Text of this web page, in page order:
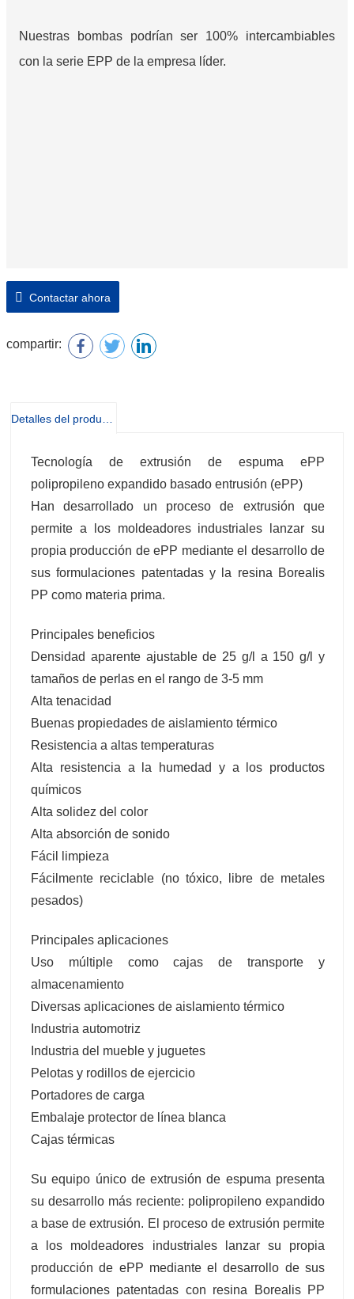
Nuestras bombas podrían ser 100% intercambiables
con la serie EPP de la empresa líder.
Contactar ahora
compartir:
Detalles del producto
Tecnología de extrusión de espuma ePP
polipropileno expandido basado entrusión (ePP)
Han desarrollado un proceso de extrusión que
permite a los moldeadores industriales lanzar su
propia producción de ePP mediante el desarrollo de
sus formulaciones patentadas y la resina Borealis
PP como materia prima.
Principales beneficios
Densidad aparente ajustable de 25 g/l a 150 g/l y
tamaños de perlas en el rango de 3-5 mm
Alta tenacidad
Buenas propiedades de aislamiento térmico
Resistencia a altas temperaturas
Alta resistencia a la humedad y a los productos
químicos
Alta solidez del color
Alta absorción de sonido
Fácil limpieza
Fácilmente reciclable (no tóxico, libre de metales
pesados)
Principales aplicaciones
Uso múltiple como cajas de transporte y
almacenamiento
Diversas aplicaciones de aislamiento térmico
Industria automotriz
Industria del mueble y juguetes
Pelotas y rodillos de ejercicio
Portadores de carga
Embalaje protector de línea blanca
Cajas térmicas
Su equipo único de extrusión de espuma presenta
su desarrollo más reciente: polipropileno expandido
a base de extrusión. El proceso de extrusión permite
a los moldeadores industriales lanzar su propia
producción de ePP mediante el desarrollo de sus
formulaciones patentadas con resina Borealis PP